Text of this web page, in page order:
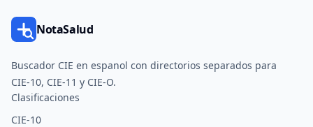
NotaSalud
Buscador CIE en espanol con directorios separados para
CIE-10, CIE-11 y CIE-O.
Clasificaciones
CIE-10